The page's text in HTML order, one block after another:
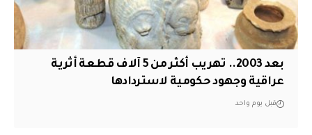
بعد 2003.. تهريب أكثر من 5 آلاف قطعة أثرية
عراقية وجهود حكومية لاستردادها
قبل يوم واحد